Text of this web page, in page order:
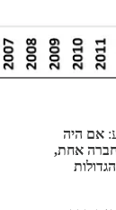
אם היה
בחברה אחת,